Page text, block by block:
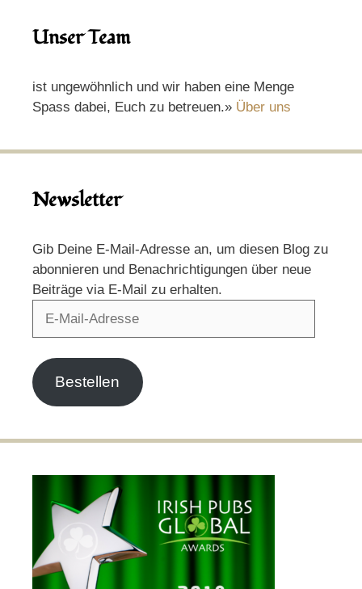
Unser Team
ist ungewöhnlich und wir haben eine Menge
Spass dabei, Euch zu betreuen.» Über uns
Newsletter
Gib Deine E-Mail-Adresse an, um diesen Blog zu
abonnieren und Benachrichtigungen über neue
Beiträge via E-Mail zu erhalten.
Bestellen